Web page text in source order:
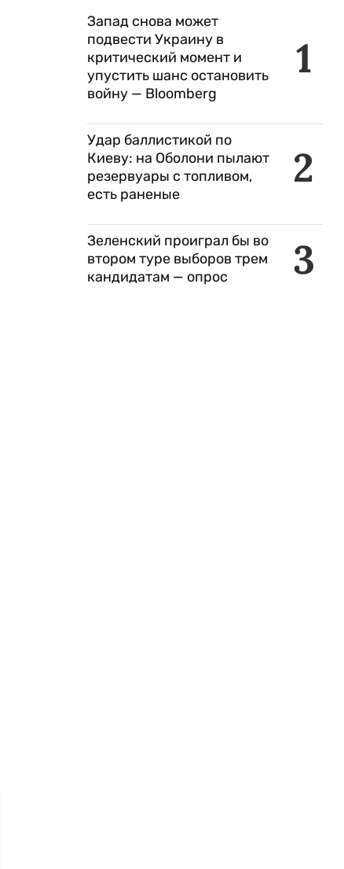
1
Запад снова может
подвести Украину в
критический момент и
упустить шанс остановить
войну — Bloomberg
2
Удар баллистикой по
Киеву: на Оболони пылают
резервуары с топливом,
есть раненые
3
Зеленский проиграл бы во
втором туре выборов трем
кандидатам — опрос